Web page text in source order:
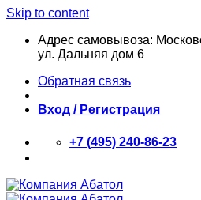
Skip to content
Адрес самовывоза:
ул. Дальняя дом 6
Обратная связь
Вход / Регистрация
+7 (495) 240-86-23